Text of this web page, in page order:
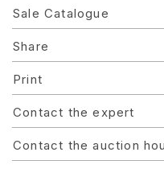
Sale Catalogue
Share
Print
Contact the expert
Contact the auction